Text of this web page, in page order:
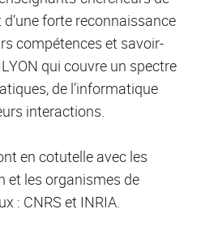
forte reconnaissance
compétences et savoir-
qui couvre un spectre
de l’informatique
interactions.
en cotutelle avec les
et les organismes de
: CNRS et INRIA.